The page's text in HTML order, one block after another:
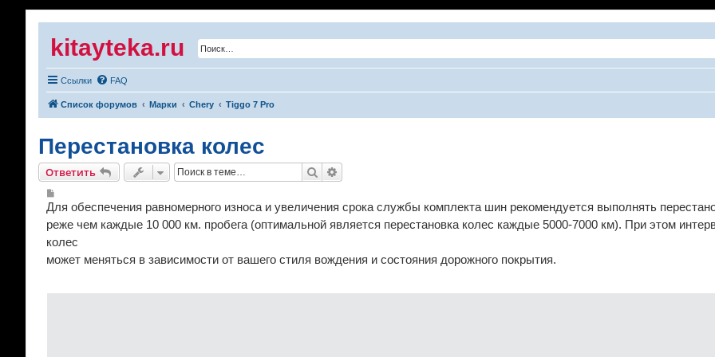
kitayteka.ru
Ссылки FAQ
Список форумов Марки Chery Tiggo 7 Pro
Перестановка колес
Ответить Поиск
о
б
щ
е
и
Для обеспечения равномерного износа и увеличения срока службы комплекта шин рекомендуется выполнять
реже чем каждые 10 000 км. пробега (оптимальной является перестановка колес каждые 5000-7000 км). При этом
колес
может меняться в зависимости от вашего стиля вождения и состояния дорожного покрытия.